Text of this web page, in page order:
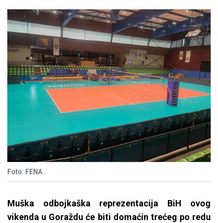
Foto: FENA
Muška odbojkaška reprezentacija BiH ovog
vikenda u Goraždu će biti domaćin trećeg po redu